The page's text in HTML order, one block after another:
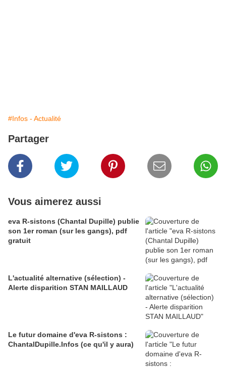
#Infos - Actualité
Partager
Vous aimerez aussi
eva R-sistons (Chantal Dupille) publie
son 1er roman (sur les gangs), pdf
gratuit
L'actualité alternative (sélection) -
Alerte disparition STAN MAILLAUD
Le futur domaine d'eva R-sistons :
ChantalDupille.Infos (ce qu'il y aura)